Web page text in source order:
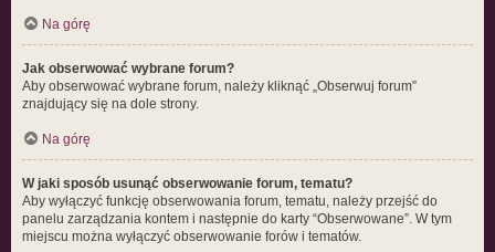
Na górę
Jak obserwować wybrane forum?
Aby obserwować wybrane forum, należy kliknąć „Obserwuj forum”
znajdujący się na dole strony.
Na górę
W jaki sposób usunąć obserwowanie forum, tematu?
Aby wyłączyć funkcję obserwowania forum, tematu, należy przejść do
panelu zarządzania kontem i następnie do karty “Obserwowane”. W tym
miejscu można wyłączyć obserwowanie forów i tematów.